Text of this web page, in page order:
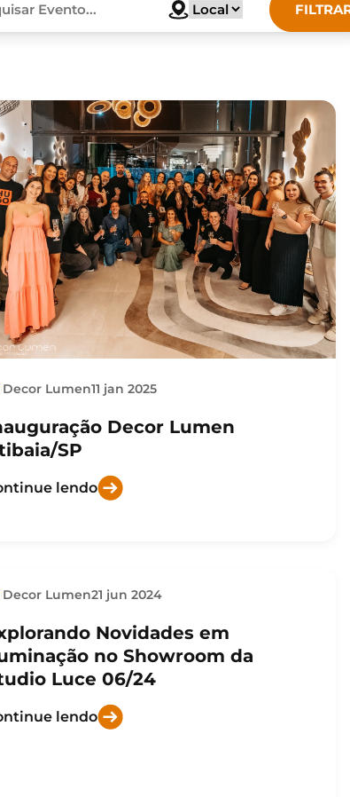
Decor Lumen11 jan 2025
Decor Lumen
SP
lendo
Decor Lumen21 jun 2024
Novidades em
no Showroom da
Luce 06/24
lendo